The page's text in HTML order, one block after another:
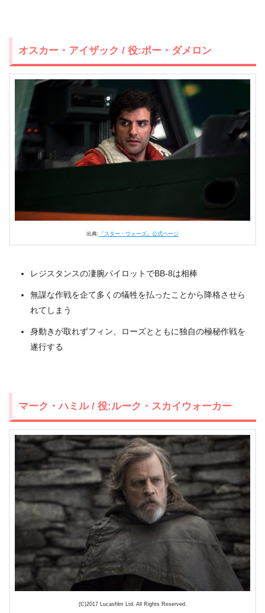
オスカー・アイザック / 役:ポー・ダメロン
出典: 『スター・ウォーズ』公式ページ
レジスタンスの凄腕パイロットでBB-8は相棒
無謀な作戦を企て多くの犠牲を払ったことから降格させら
れてしまう
身動きが取れずフィン、ローズとともに独自の極秘作戦を
遂行する
マーク・ハミル / 役:ルーク・スカイウォーカー
(C)2017 Lucasfilm Ltd. All Rights Reserved.